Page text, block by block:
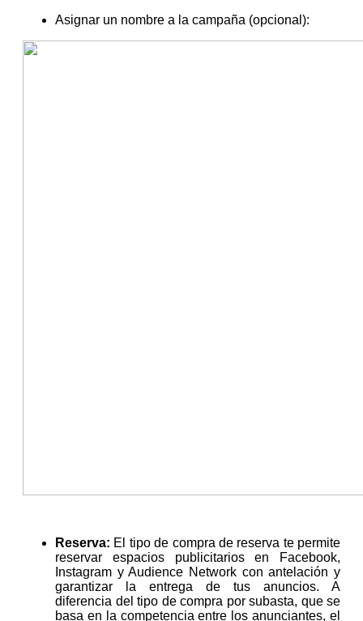
Asignar un nombre a la campaña (opcional):
Reserva: El tipo de compra de reserva te permite
reservar espacios publicitarios en Facebook,
Instagram y Audience Network con antelación y
garantizar la entrega de tus anuncios. A
diferencia del tipo de compra por subasta, que se
basa en la competencia entre los anunciantes, el